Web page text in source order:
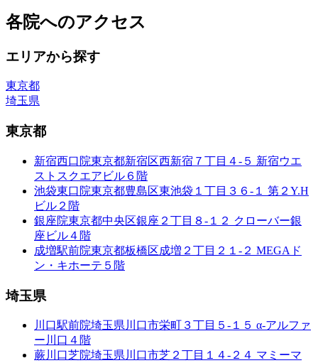
各院へのアクセス
エリアから探す
東京都
埼玉県
東京都
新宿西口院東京都新宿区西新宿７丁目４-５ 新宿ウエ
ストスクエアビル６階
池袋東口院東京都豊島区東池袋１丁目３６-１ 第２Y.H
ビル２階
銀座院東京都中央区銀座２丁目８-１２ クローバー銀
座ビル４階
成増駅前院東京都板橋区成増２丁目２１-２ MEGAド
ン・キホーテ５階
埼玉県
川口駅前院埼玉県川口市栄町３丁目５-１５ α-アルファ
ー川口４階
蕨川口芝院埼玉県川口市芝２丁目１４-２４ マミーマ